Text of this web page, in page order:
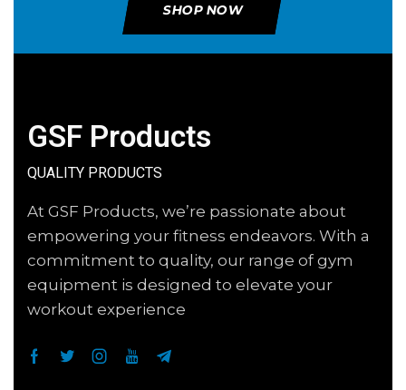
SHOP NOW
GSF Products
QUALITY PRODUCTS
At GSF Products, we’re passionate about
empowering your fitness endeavors. With a
commitment to quality, our range of gym
equipment is designed to elevate your
workout experience